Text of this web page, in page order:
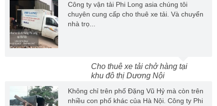
Công ty vận tải Phi Long asia chúng tôi
chuyên cung cấp cho thuê xe tải. Và chuyển
nhà trọ...
Cho thuê xe tải chở hàng tại
khu đô thị Dương Nội
Không chỉ trên phố Đặng Vũ Hỷ mà còn trên
nhiều con phố khác của Hà Nội. Công ty Phi